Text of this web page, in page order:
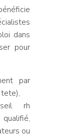
dans
pour
par
rh
ou